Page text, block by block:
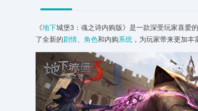
《地下城堡3：魂之诗内购版》是一款深受玩家喜爱的
了全新的剧情 角色和内购系统 ，为玩家带来更加丰